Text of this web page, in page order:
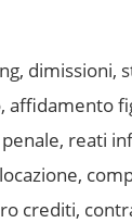
dimissioni,
reati
crediti,